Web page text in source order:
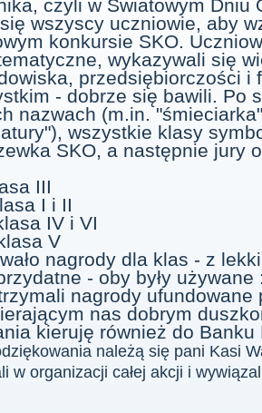
czyli w Światowym Dniu
wszyscy uczniowie, aby
konkursie SKO.
wykazywali się
przedsiębiorczości i
- dobrze się bawili. Po
nazwach (m.in.
wszystkie klasy
SKO, a następnie jury
III
I i II
IV i VI
V
nagrody dla klas - z
- oby były
nagrody ufundowane
nas dobrym
kieruję również do Banku
należą się pani Kasi
w organizacji całej akcji i